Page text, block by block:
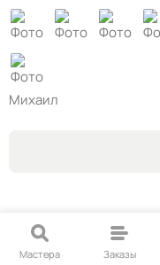
Михаил
Мастера Заказы